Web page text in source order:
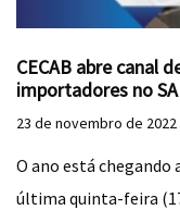
CECAB abre canal
importadores no
23 de novembro de 2022
O ano está chegando
última quinta-feira